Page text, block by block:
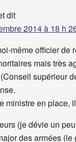
dit
2014 à 18 h
même officier de
mais très
supérieur
ministre en place,
(je dévie un
des armées